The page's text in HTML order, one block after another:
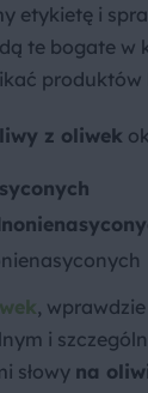
etykietę i
te bogate
z oliwek
,
i
słowy na